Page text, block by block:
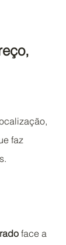
faz
face a